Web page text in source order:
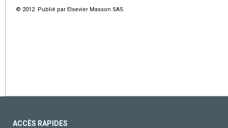
© 2012 Publié par Elsevier Masson SAS.
ACCÈS RAPIDES